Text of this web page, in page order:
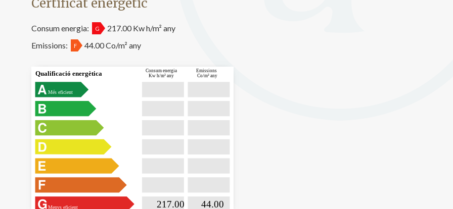
Certificat energètic
Consum energia: G
217.00 Kw h/m² any
Emissions:
F 44.00 Co/m² any
Més eficient
Menys eficient
Qualificació energètica
Consum energia
Kw h/m² any
Emissions
Co/m² any
217.00
44.00